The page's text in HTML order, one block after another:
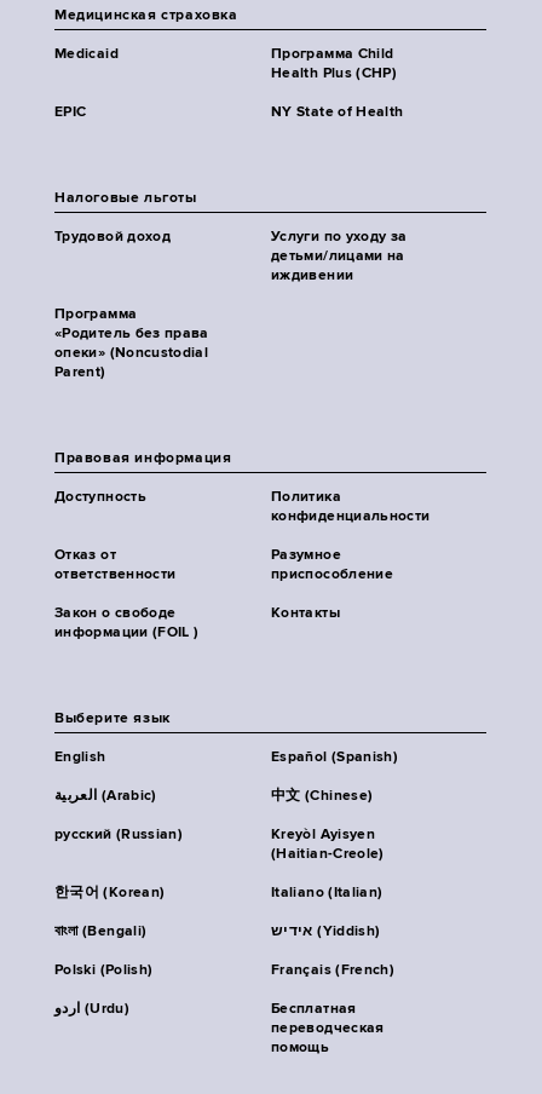
Медицинская страховка
Medicaid
Программа Child
Health Plus (CHP)
EPIC NY State of Health
Налоговые льготы
Трудовой доход
Услуги по уходу за
детьми/лицами на
иждивении
Программа
«Родитель без права
опеки» (Noncustodial
Parent)
Правовая информация
Доступность
Политика
конфиденциальности
Отказ от
ответственности
Разумное
приспособление
Закон о свободе
информации (FOIL )
Контакты
Выберите язык
English Español (Spanish)
العربية (Arabic) 中文 (Chinese)
русский (Russian)
Kreyòl Ayisyen
(Haitian-Creole)
한국어 (Korean) Italiano (Italian)
বাংলা (Bengali) אידיש (Yiddish)
Polski (Polish) Français (French)
اردو (Urdu)
Бесплатная
переводческая
помощь